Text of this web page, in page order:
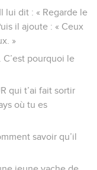
lui dit : « Regarde le
il ajoute : « Ceux
»
C’est pourquoi le
qui t’ai fait sortir
où tu es
savoir qu’il